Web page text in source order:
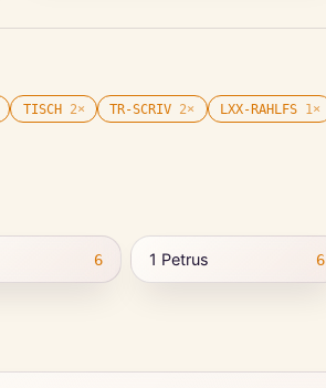
TISCH 2× TR-SCRIV 2× LXX-RAHLFS 1 ×
6 1 Petrus 6